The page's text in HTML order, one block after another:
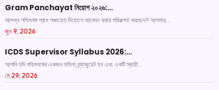
Gram Panchayat নিয়োগ ২০২৬:…
আসন্ন পশ্চিমবঙ্গ গ্রাম পঞ্চায়েত নিয়োগে আবেদন করার পরিকল্পনা করছেন? আপনার...
জুন 9, 2026
ICDS Supervisor Syllabus 2026:…
আপনি যদি পশ্চিমবঙ্গের একজন মহিলা গ্র্যাজুয়েট হন এবং একটি স্থায়ী...
মে 29, 2026